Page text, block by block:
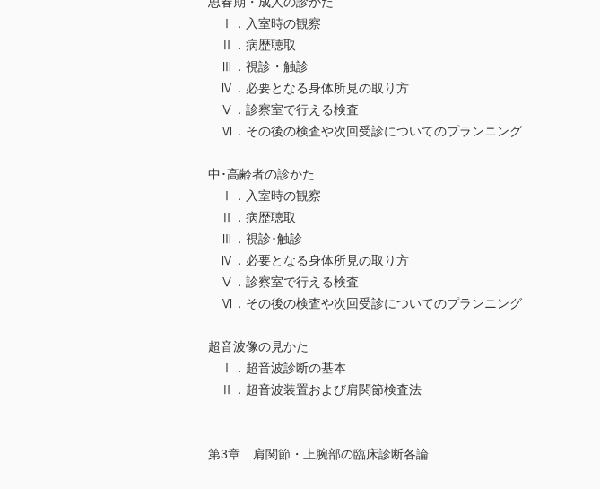
Ⅰ．入室時の観察
Ⅱ．病歴聴取
Ⅲ．視診・触診
Ⅳ．必要となる身体所見の取り方
Ⅴ．診察室で行える検査
Ⅵ．その後の検査や次回受診についてのプランニング
中･高齢者の診かた
Ⅰ．入室時の観察
Ⅱ．病歴聴取
Ⅲ．視診･触診
Ⅳ．必要となる身体所見の取り方
Ⅴ．診察室で行える検査
Ⅵ．その後の検査や次回受診についてのプランニング
超音波像の見かた
Ⅰ．超音波診断の基本
Ⅱ．超音波装置および肩関節検査法
第3章 肩関節・上腕部の臨床診断各論